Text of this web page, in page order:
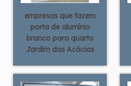
empresas que fazem
porta de alumínio
branco para quarto
Jardim das Acácias